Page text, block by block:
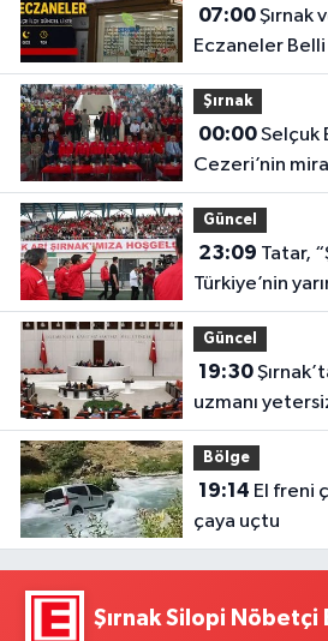
07:00Şırnak ve İlçelerinde Nöbetçi
Eczaneler
Şırnak
00:00Selçuk Bayraktar; El
Cezeri’nin
aydınlatıyor
Güncel
23:09
Türkiye’nin
Güncel
19:30Şırnak’ta kadın doğum
uzmanı
gündeminde
Bölge
19:14
çaya uçtu
Şırnak Silopi Nöbetçi